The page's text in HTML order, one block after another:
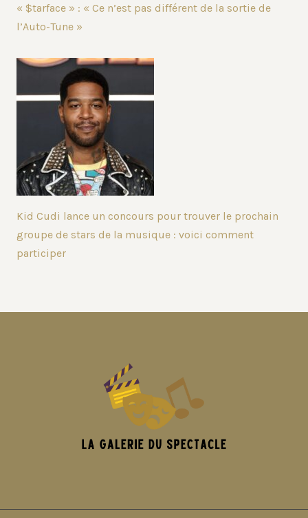
« $tarface » : « Ce n’est pas différent de la sortie de
l’Auto-Tune »
Kid Cudi lance un concours pour trouver le prochain
groupe de stars de la musique : voici comment
participer